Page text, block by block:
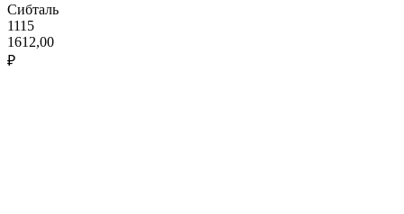
Сибталь
1115
1612,00
₽